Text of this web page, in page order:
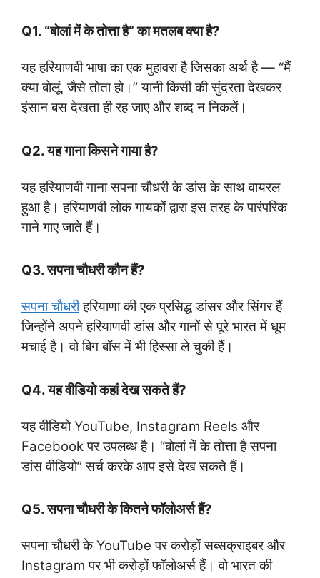
Q1. “बोलां में के तोत्ता है” का मतलब क्या है?
यह हरियाणवी भाषा का एक मुहावरा है जिसका अर्थ है — “मैं
क्या बोलूं, जैसे तोता हो।” यानी किसी की सुंदरता देखकर
इंसान बस देखता ही रह जाए और शब्द न निकलें।
Q2. यह गाना किसने गाया है?
यह हरियाणवी गाना सपना चौधरी के डांस के साथ वायरल
हुआ है। हरियाणवी लोक गायकों द्वारा इस तरह के पारंपरिक
गाने गाए जाते हैं।
Q3. सपना चौधरी कौन हैं?
सपना चौधरीहरियाणा की एक प्रसिद्ध डांसर और सिंगर हैं
जिन्होंने अपने हरियाणवी डांस और गानों से पूरे भारत में धूम
मचाई है। वो बिग बॉस में भी हिस्सा ले चुकी हैं।
Q4. यह वीडियो कहां देख सकते हैं?
यह वीडियो YouTube, Instagram Reels और
Facebook पर उपलब्ध है। “बोलां में के तोत्ता है सपना
डांस वीडियो” सर्च करके आप इसे देख सकते हैं।
Q5. सपना चौधरी के कितने फॉलोअर्स हैं?
सपना चौधरी के YouTube पर करोड़ों सब्सक्राइबर और
Instagram पर भी करोड़ों फॉलोअर्स हैं। वो भारत की